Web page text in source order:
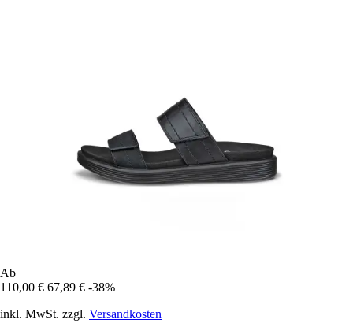
Ab
110,00 € 67,89 € -38%
inkl. MwSt. zzgl. Versandkosten